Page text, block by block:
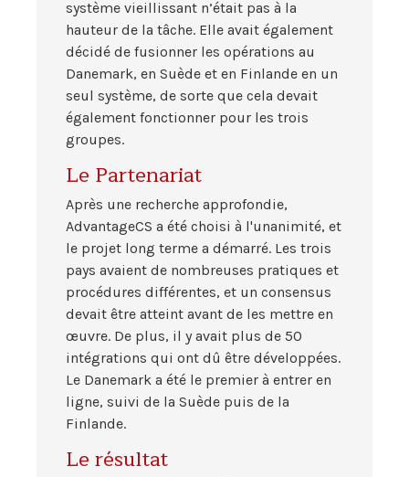
système vieillissant n’était pas à la
hauteur de la tâche. Elle avait également
décidé de fusionner les opérations au
Danemark, en Suède et en Finlande en un
seul système, de sorte que cela devait
également fonctionner pour les trois
groupes.
Le Partenariat
Après une recherche approfondie,
AdvantageCS a été choisi à l'unanimité, et
le projet long terme a démarré. Les trois
pays avaient de nombreuses pratiques et
procédures différentes, et un consensus
devait être atteint avant de les mettre en
œuvre. De plus, il y avait plus de 50
intégrations qui ont dû être développées.
Le Danemark a été le premier à entrer en
ligne, suivi de la Suède puis de la
Finlande.
Le résultat